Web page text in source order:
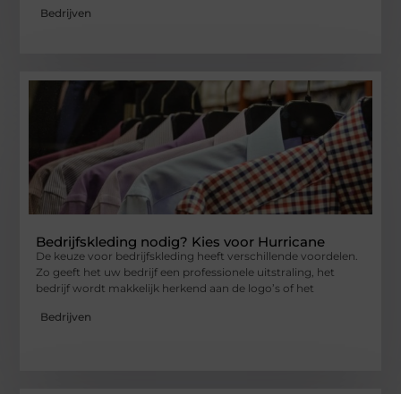
Bedrijven
Bedrijfskleding nodig? Kies voor Hurricane
De keuze voor bedrijfskleding heeft verschillende voordelen.
Zo geeft het uw bedrijf een professionele uitstraling, het
bedrijf wordt makkelijk herkend aan de logo’s of het
Bedrijven